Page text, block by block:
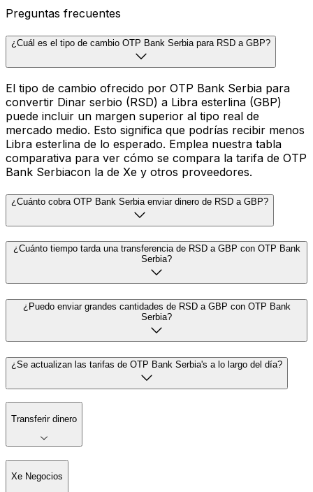
Preguntas frecuentes
¿Cuál es el tipo de cambio OTP Bank Serbia para RSD a GBP?
El tipo de cambio ofrecido por OTP Bank Serbia para
convertir Dinar serbio (RSD) a Libra esterlina (GBP)
puede incluir un margen superior al tipo real de
mercado medio. Esto significa que podrías recibir menos
Libra esterlina de lo esperado. Emplea nuestra tabla
comparativa para ver cómo se compara la tarifa de OTP
Bank Serbiacon la de Xe y otros proveedores.
¿Cuánto cobra OTP Bank Serbia enviar dinero de RSD a GBP?
¿Cuánto tiempo tarda una transferencia de RSD a GBP con OTP Bank
Serbia?
¿Puedo enviar grandes cantidades de RSD a GBP con OTP Bank
Serbia?
¿Se actualizan las tarifas de OTP Bank Serbia's a lo largo del día?
Transferir dinero
Xe Negocios